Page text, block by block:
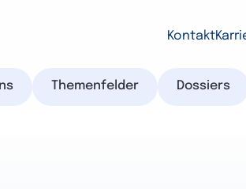
Kontakt
Themenfelder Dossiers